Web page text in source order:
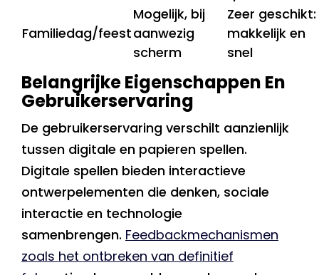
Familiedag/feest
Mogelijk, bij
aanwezig
scherm
Zeer geschikt:
makkelijk en
snel
Belangrijke Eigenschappen En
Gebruikerservaring
De gebruikerservaring verschilt aanzienlijk
tussen digitale en papieren spellen.
Digitale spellen bieden interactieve
ontwerpelementen die denken, sociale
interactie en technologie
samenbrengen. Feedbackmechanismen
zoals het ontbreken van definitief